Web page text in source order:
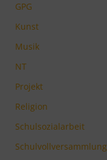
GPG
Kunst
Musik
NT
Projekt
Religion
Schulsozialarbeit
Schulvollversammlung